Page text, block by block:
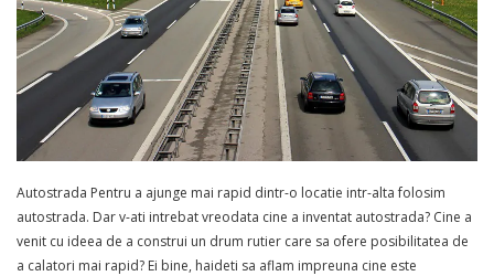
Autostrada Pentru a ajunge mai rapid dintr-o locatie intr-alta folosim
autostrada. Dar v-ati intrebat vreodata cine a inventat autostrada? Cine a
venit cu ideea de a construi un drum rutier care sa ofere posibilitatea de
a calatori mai rapid? Ei bine, haideti sa aflam impreuna cine este